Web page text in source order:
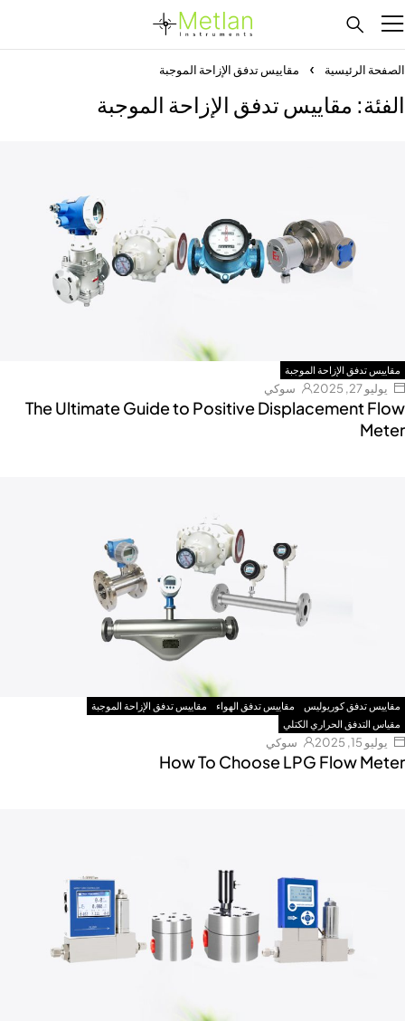
الصفحة الرئيسية مقاييس تدفق الإزاحة الموجبة
الفئة: مقاييس تدفق الإزاحة الموجبة
مقاييس تدفق الإزاحة الموجبة
يوليو 27, 2025 سوكي
The Ultimate Guide to Positive Displacement Flow
Meter
مقاييس تدفق كوريوليس مقاييس تدفق الهواء
مقاييس تدفق الإزاحة الموجبة
مقياس التدفق الحراري الكتلي
يوليو 15, 2025 سوكي
How To Choose LPG Flow Meter